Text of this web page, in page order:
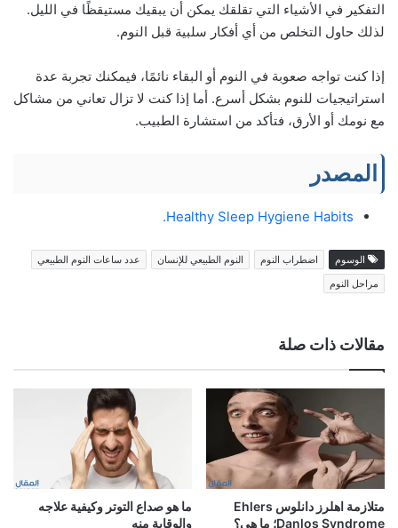
التفكير في الأشياء التي تقلقك يمكن أن يبقيك مستيقظًا في الليل.
لذلك حاول التخلص من أي أفكار سلبية قبل النوم.
إذا كنت تواجه صعوبة في النوم أو البقاء نائمًا، فيمكنك تجربة عدة
استراتيجيات للنوم بشكل أسرع. أما إذا كنت لا تزال تعاني من مشاكل
مع نومك أو الأرق، فتأكد من استشارة الطبيب.
المصدر
Healthy Sleep Hygiene Habits.
الوسوم اضطراب النوم النوم الطبيعي للإنسان
عدد ساعات النوم الطبيعي
مراحل النوم
مقالات ذات صلة
متلازمة اهلرز دانلوس Ehlers
Danlos Syndrome؛ ما هي؟
ما هو صداع التوتر وكيفية علاجه
والوقاية منه